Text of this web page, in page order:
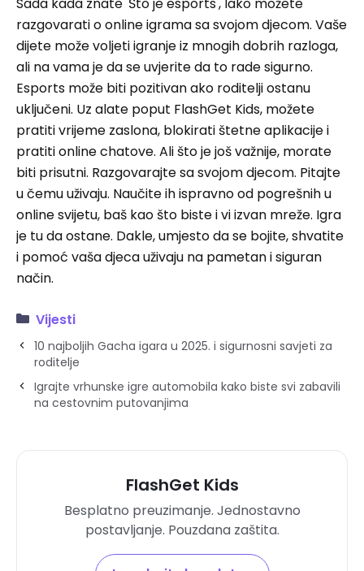
razgovarati o online igrama sa svojom djecom. Vaše
dijete može voljeti igranje iz mnogih dobrih razloga,
ali na vama je da se uvjerite da to rade sigurno.
Esports može biti pozitivan ako roditelji ostanu
uključeni. Uz alate poput FlashGet Kids, možete
pratiti vrijeme zaslona, ​​blokirati štetne aplikacije i
pratiti online chatove. Ali što je još važnije, morate
biti prisutni. Razgovarajte sa svojom djecom. Pitajte
u čemu uživaju. Naučite ih ispravno od pogrešnih u
online svijetu, baš kao što biste i vi izvan mreže. Igra
je tu da ostane. Dakle, umjesto da se bojite, shvatite
i pomoć vaša djeca uživaju na pametan i siguran
način.
Vijesti
10 najboljih Gacha igara u 2025. i sigurnosni savjeti za
roditelje
Igrajte vrhunske igre automobila kako biste svi zabavili
na cestovnim putovanjima
FlashGet Kids
Besplatno preuzimanje. Jednostavno
postavljanje. Pouzdana zaštita.